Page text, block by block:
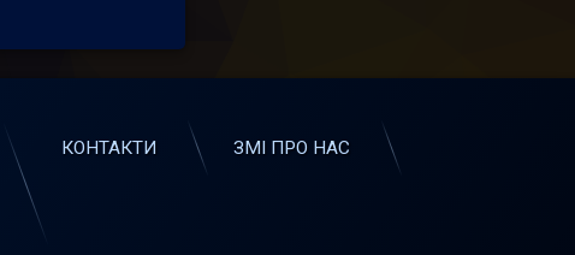
КОНТАКТИ ЗМІ ПРО НАС